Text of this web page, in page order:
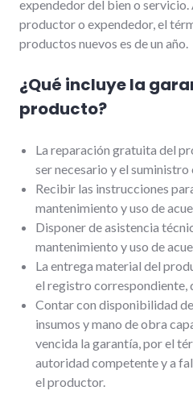
expendedor del bien o servicio.
productor o expendedor, el
productos nuevos es de un año.
¿Qué incluye la
producto?
La reparación gratuita del
ser necesario y el
Recibir las instrucciones
mantenimiento y uso de
Disponer de asistencia
mantenimiento y uso de
La entrega material del
el registro correspondiente,
Contar con disponibilidad
insumos y mano de obra
vencida la garantía, por el
autoridad competente y a
el productor.